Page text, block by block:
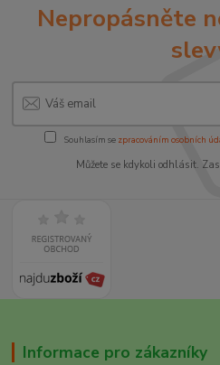
Nepropásněte
Souhlasím se zpracováním osobních
Můžete se kdykoli odhlásit.
Informace pro zákazníky